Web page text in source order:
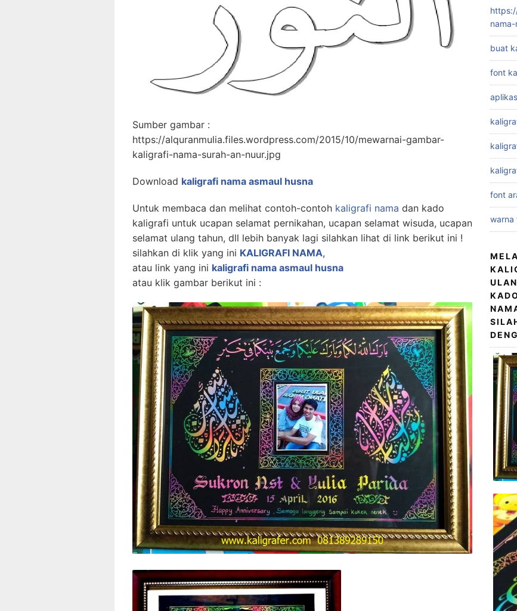
Sumber gambar :
https://alquranmulia.files.wordpress.com/2015/10/mewarnai-gambar-
kaligrafi-nama-surah-an-nuur.jpg
Download kaligrafi nama asmaul husna
Untuk membaca dan melihat contoh-contoh kaligrafi nama dan kado
kaligrafi untuk ucapan selamat pernikahan, ucapan selamat wisuda, ucapan
selamat ulang tahun, dll lebih banyak lagi silahkan lihat di link berikut ini !
silahkan di klik yang ini KALIGRAFI NAMA,
atau link yang ini kaligrafi nama asmaul husna
atau klik gambar berikut ini :
buat
font
font
warna